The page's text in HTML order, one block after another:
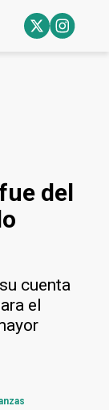
del
cuenta
el